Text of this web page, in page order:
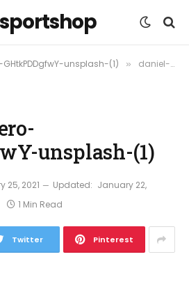
unsplash-(1) » daniel-romero-GHtkPDDgfwY-unsplash-(1)
unsplash-(1)
25, 2021 Updated: January 22,
1 Min Read
Twitter Pinterest